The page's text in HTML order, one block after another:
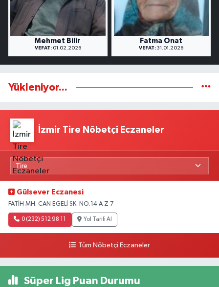
Mehmet Bilir
VEFAT:01.02.2026
Fatma Onat
VEFAT: 31.01.2026
Yükleniyor...
İzmir Tire Nöbetçi Eczaneler
Gülsever Eczanesi
FATİH MH. CAN EGELİ SK. NO:14 A Z-7
0 (232) 512 98 11 Yol Tarifi Al
Tüm Nöbetçi Eczaneler
Süper Lig Puan Durumu